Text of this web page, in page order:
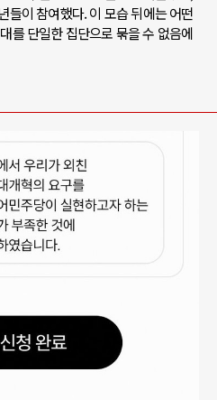
들이 참여했다. 이 모습 뒤에는 어떤
를 단일한 집단으로 묶을 수 없음에